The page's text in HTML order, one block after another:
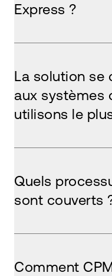
Express ?
La solution se
aux systèmes
utilisons le
Quels
sont couverts
Comment